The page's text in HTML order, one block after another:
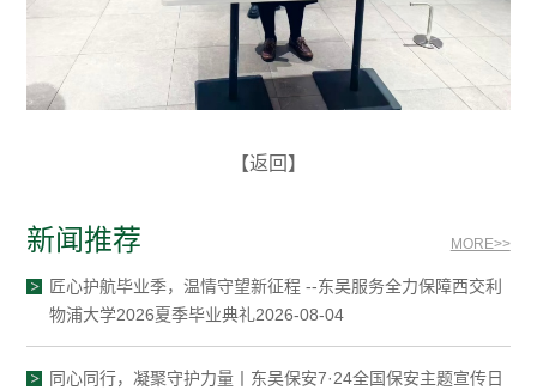
【返回】
新闻推荐 MORE>>
匠心护航毕业季，温情守望新征程 --东吴服务全力保障西交利
物浦大学2026夏季毕业典礼2026-08-04
同心同行，凝聚守护力量丨东吴保安7·24全国保安主题宣传日